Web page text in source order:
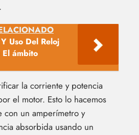
Uso Del Reloj
ámbito
la corriente y potencia
el motor. Esto lo hacemos
con un amperímetro y
absorbida usando un